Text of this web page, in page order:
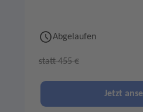
Abgelaufen
statt 455 €
Jetzt